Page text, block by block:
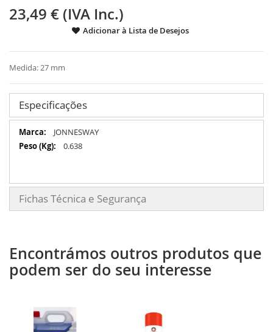
23,49 € (IVA Inc.)
Adicionar à Lista de Desejos
Medida: 27 mm
Especificações
EspecificaçõesJONNESWAY
0.638
Fichas Técnica e Segurança
Encontrámos outros produtos que
podem ser do seu interesse